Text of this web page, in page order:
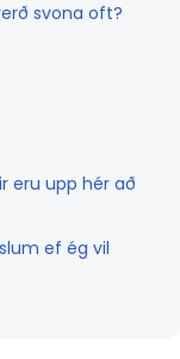
svona oft?
eru upp hér að
ef ég vil